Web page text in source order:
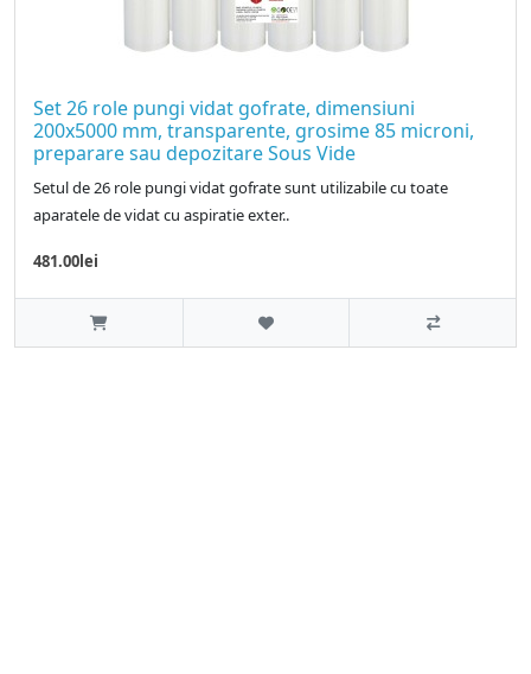
Set 26 role pungi vidat gofrate, dimensiuni
200x5000 mm, transparente, grosime 85 microni,
preparare sau depozitare Sous Vide
Setul de 26 role pungi vidat gofrate sunt utilizabile cu toate
aparatele de vidat cu aspiratie exter..
481.00lei